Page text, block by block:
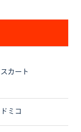
スカート
ドミコ